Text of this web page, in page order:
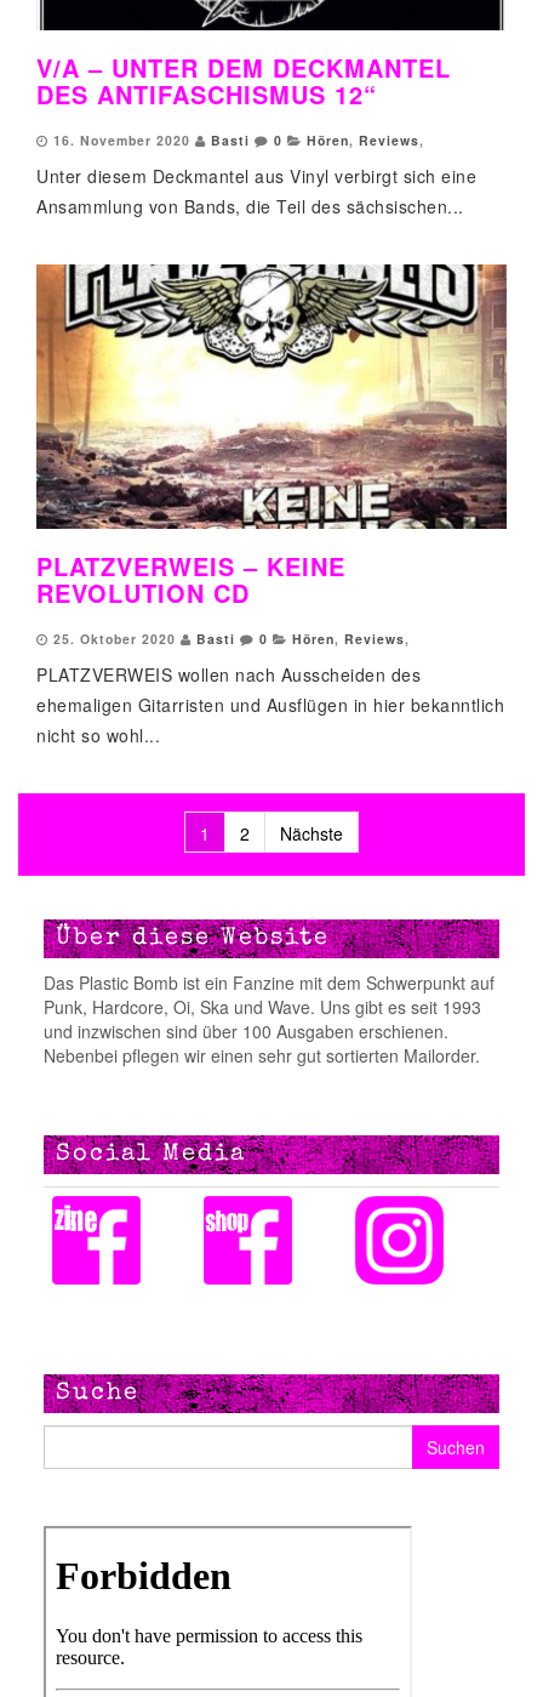
V/A – UNTER DEM DECKMANTEL
DES ANTIFASCHISMUS 12“
16. November 2020 Basti 0 Hören, Reviews,
Unter diesem Deckmantel aus Vinyl verbirgt sich eine
Ansammlung von Bands, die Teil des sächsischen...
PLATZVERWEIS – KEINE
REVOLUTION CD
25. Oktober 2020 Basti 0 Hören, Reviews,
PLATZVERWEIS wollen nach Ausscheiden des
ehemaligen Gitarristen und Ausflügen in hier bekanntlich
nicht so wohl...
Beitragsnavigation
1 2 Nächste
Über diese Website
Das Plastic Bomb ist ein Fanzine mit dem Schwerpunkt auf
Punk, Hardcore, Oi, Ska und Wave. Uns gibt es seit 1993
und inzwischen sind über 100 Ausgaben erschienen.
Nebenbei pflegen wir einen sehr gut sortierten Mailorder.
Social Media
Suche